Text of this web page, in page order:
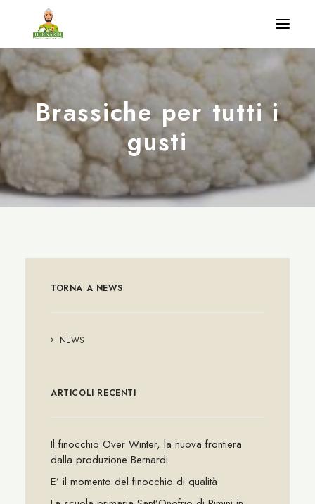
Home
Benvenuto a casa nostra
Produzioni
Coccoliamo la natura
Brassiche per tutti i
gusti
TORNA A NEWS
NEWS
ARTICOLI RECENTI
Il finocchio Over Winter, la nuova frontiera
dalla produzione Bernardi
E’ il momento del finocchio di qualità